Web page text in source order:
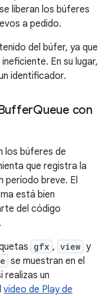
liberan los búferes
a pedido.
del búfer, ya que
En su lugar,
identificador.
Queue con
los búferes de
que registra la
período breve. El
está bien
del código
gfx , view y
se muestran en el
realizas un
video de Play de